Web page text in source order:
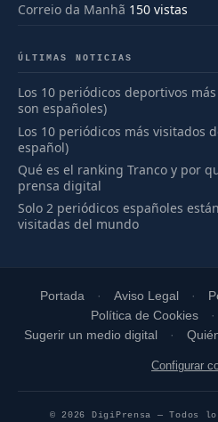
Correio da Manhã 150 vistas
ÚLTIMAS NOTICIAS
Los 10 periódicos deportivos
son españoles)
Los 10 periódicos más visitados
español)
Qué es el ranking Tranco y por
prensa digital
Solo 2 periódicos españoles
visitadas del mundo
Portada Aviso Legal
Política de Cookies
Sugerir un medio digital
Configurar
© 2026 DigiPrensa — Todos